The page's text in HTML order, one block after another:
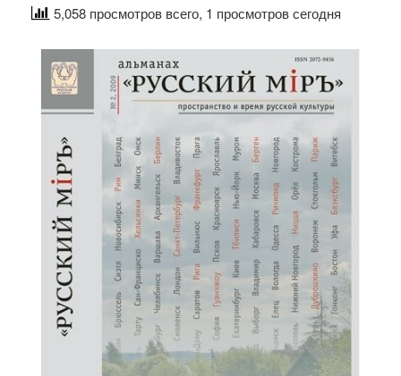
5,058 просмотров всего, 1 просмотров сегодня